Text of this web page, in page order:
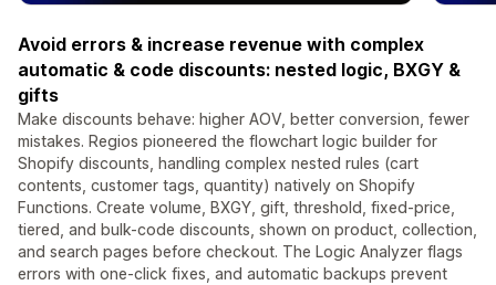
Avoid errors & increase revenue with complex
automatic & code discounts: nested logic, BXGY &
gifts
Make discounts behave: higher AOV, better conversion, fewer
mistakes. Regios pioneered the flowchart logic builder for
Shopify discounts, handling complex nested rules (cart
contents, customer tags, quantity) natively on Shopify
Functions. Create volume, BXGY, gift, threshold, fixed-price,
tiered, and bulk-code discounts, shown on product, collection,
and search pages before checkout. The Logic Analyzer flags
errors with one-click fixes, and automatic backups prevent